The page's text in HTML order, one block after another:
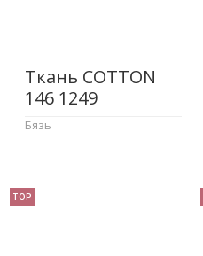
Ткань COTTON
146 1249
Бязь
TOP